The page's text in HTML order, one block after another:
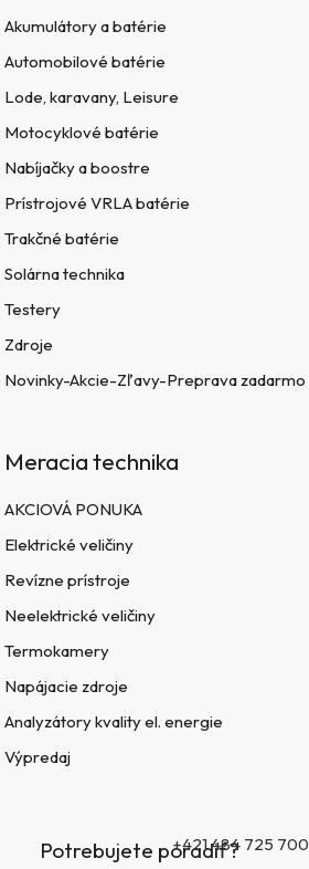
Akumulátory a batérie
Automobilové batérie
Lode, karavany, Leisure
Motocyklové batérie
Nabíjačky a boostre
Prístrojové VRLA batérie
Trakčné batérie
Solárna technika
Testery
Zdroje
Novinky-Akcie-Zľavy-Preprava zadarmo
Meracia technika
AKCIOVÁ PONUKA
Elektrické veličiny
Revízne prístroje
Neelektrické veličiny
Termokamery
Napájacie zdroje
Analyzátory kvality el. energie
Výpredaj
Potrebujete poradiť?+421 484 725 700